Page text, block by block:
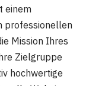
einem
professionellen
Mission Ihres
Zielgruppe
hochwertige